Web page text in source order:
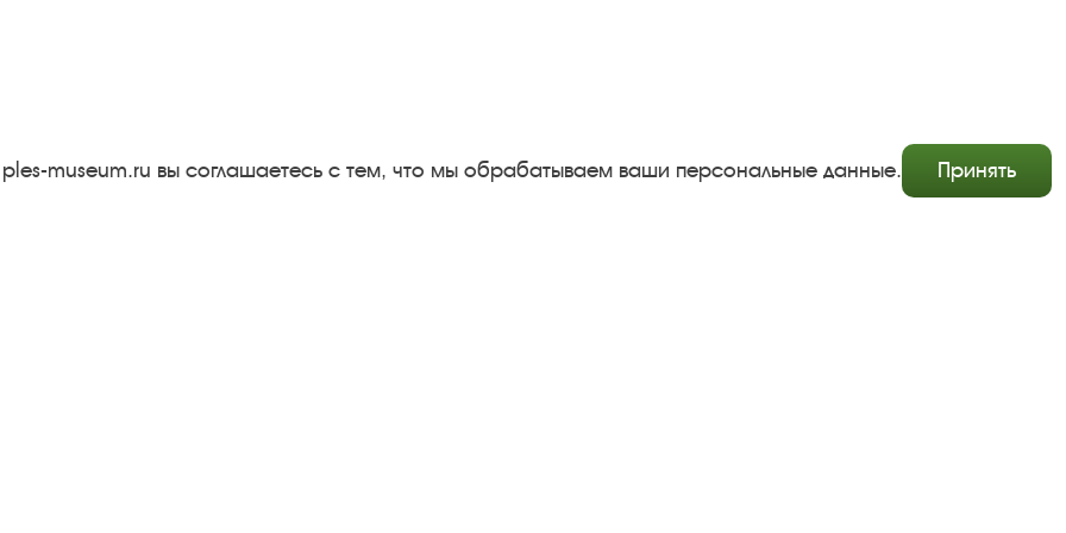
Результаты независимой
Copyright © http://www.plyos.org
museum.ru вы соглашаетесь с тем, что мы обрабатываем ваши персональные данные. Принять